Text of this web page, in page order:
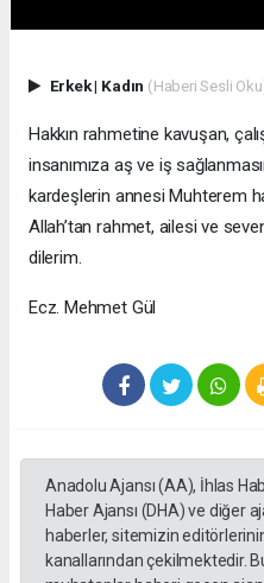
Erkek| Kadın (Haberi Sesli
Hakkın rahmetine kavuşan,
insanımıza aş ve iş
kardeşlerin annesi Muhterem
Allah’tan rahmet, ailesi ve
dilerim.
Ecz. Mehmet Gül
Anadolu Ajansı (AA), İhlas
Haber Ajansı (DHA) ve diğer
haberler, sitemizin
kanallarından çekilmektedir.